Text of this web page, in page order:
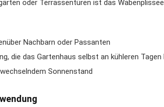
oder Terrassentüren ist das
Nachbarn oder Passanten
die das Gartenhaus selbst an kühleren Tagen
Sonnenstand